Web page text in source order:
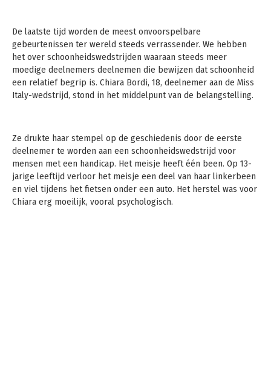
De laatste tijd worden de meest onvoorspelbare
gebeurtenissen ter wereld steeds verrassender. We hebben
het over schoonheidswedstrijden waaraan steeds meer
moedige deelnemers deelnemen die bewijzen dat schoonheid
een relatief begrip is. Chiara Bordi, 18, deelnemer aan de Miss
Italy-wedstrijd, stond in het middelpunt van de belangstelling.
Ze drukte haar stempel op de geschiedenis door de eerste
deelnemer te worden aan een schoonheidswedstrijd voor
mensen met een handicap. Het meisje heeft één been. Op 13-
jarige leeftijd verloor het meisje een deel van haar linkerbeen
en viel tijdens het fietsen onder een auto. Het herstel was voor
Chiara erg moeilijk, vooral psychologisch.